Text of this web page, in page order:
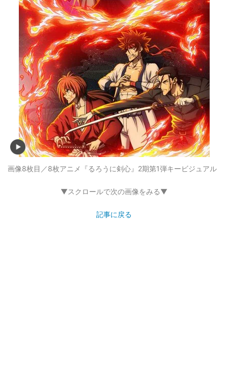
画像8枚目／8枚アニメ『るろうに剣心』2期第1弾キービジュアル
▼スクロールで次の画像をみる▼
記事に戻る